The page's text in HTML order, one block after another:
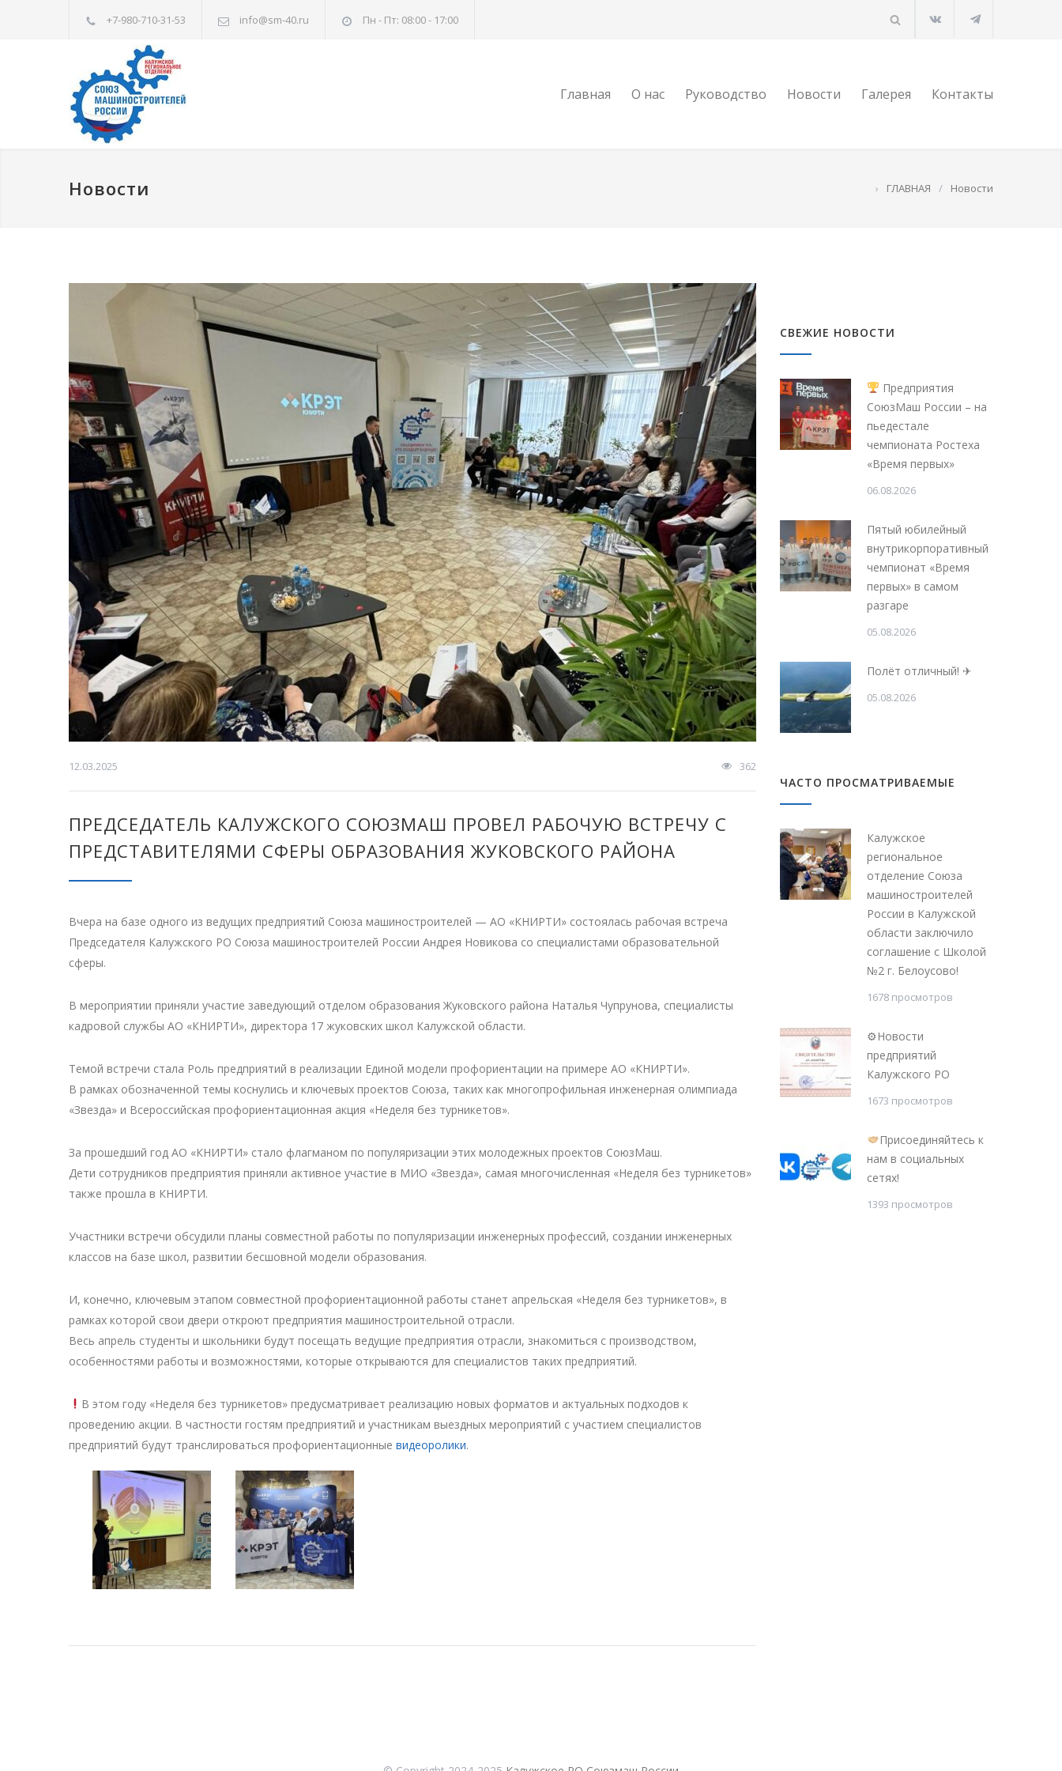
+7-980-710-31-53 info@sm-40.ru Пн - Пт: 08:00 - 17:00
Главная О нас Руководство Новости Галерея Контакты
Новости › ГЛАВНАЯ / Новости
12.03.2025 362
ПРЕДСЕДАТЕЛЬ КАЛУЖСКОГО СОЮЗМАШ ПРОВЕЛ РАБОЧУЮ ВСТРЕЧУ С
ПРЕДСТАВИТЕЛЯМИ СФЕРЫ ОБРАЗОВАНИЯ ЖУКОВСКОГО РАЙОНА
Вчера на базе одного из ведущих предприятий Союза машиностроителей — АО «КНИРТИ» состоялась рабочая встреча
Председателя Калужского РО Союза машиностроителей России Андрея Новикова со специалистами образовательной
сферы.
В мероприятии приняли участие заведующий отделом образования Жуковского района Наталья Чупрунова, специалисты
кадровой службы АО «КНИРТИ», директора 17 жуковских школ Калужской области.
Темой встречи стала Роль предприятий в реализации Единой модели профориентации на примере АО «КНИРТИ».
В рамках обозначенной темы коснулись и ключевых проектов Союза, таких как многопрофильная инженерная олимпиада
«Звезда» и Всероссийская профориентационная акция «Неделя без турникетов».
За прошедший год АО «КНИРТИ» стало флагманом по популяризации этих молодежных проектов СоюзМаш.
Дети сотрудников предприятия приняли активное участие в МИО «Звезда», самая многочисленная «Неделя без турникетов»
также прошла в КНИРТИ.
Участники встречи обсудили планы совместной работы по популяризации инженерных профессий, создании инженерных
классов на базе школ, развитии бесшовной модели образования.
И, конечно, ключевым этапом совместной профориентационной работы станет апрельская «Неделя без турникетов», в
рамках которой свои двери откроют предприятия машиностроительной отрасли.
Весь апрель студенты и школьники будут посещать ведущие предприятия отрасли, знакомиться с производством,
особенностями работы и возможностями, которые открываются для специалистов таких предприятий.
В этом году «Неделя без турникетов» предусматривает реализацию новых форматов и актуальных подходов к
проведению акции. В частности гостям предприятий и участникам выездных мероприятий с участием специалистов
предприятий будут транслироваться профориентационные видеоролики.
СВЕЖИЕ НОВОСТИ
Предприятия
СоюзМаш России – на
пьедестале
чемпионата Ростеха
«Время первых»
06.08.2026
Пятый юбилейный
внутрикорпоративный
чемпионат «Время
первых» в самом
разгаре
05.08.2026
Полёт отличный! ✈
05.08.2026
ЧАСТО ПРОСМАТРИВАЕМЫЕ
Калужское
региональное
отделение Союза
машиностроителей
России в Калужской
области заключило
соглашение с Школой
№2 г. Белоусово!
1678 просмотров
⚙Новости
предприятий
Калужского РО
1673 просмотров
Присоединяйтесь к
нам в социальных
сетях!
1393 просмотров